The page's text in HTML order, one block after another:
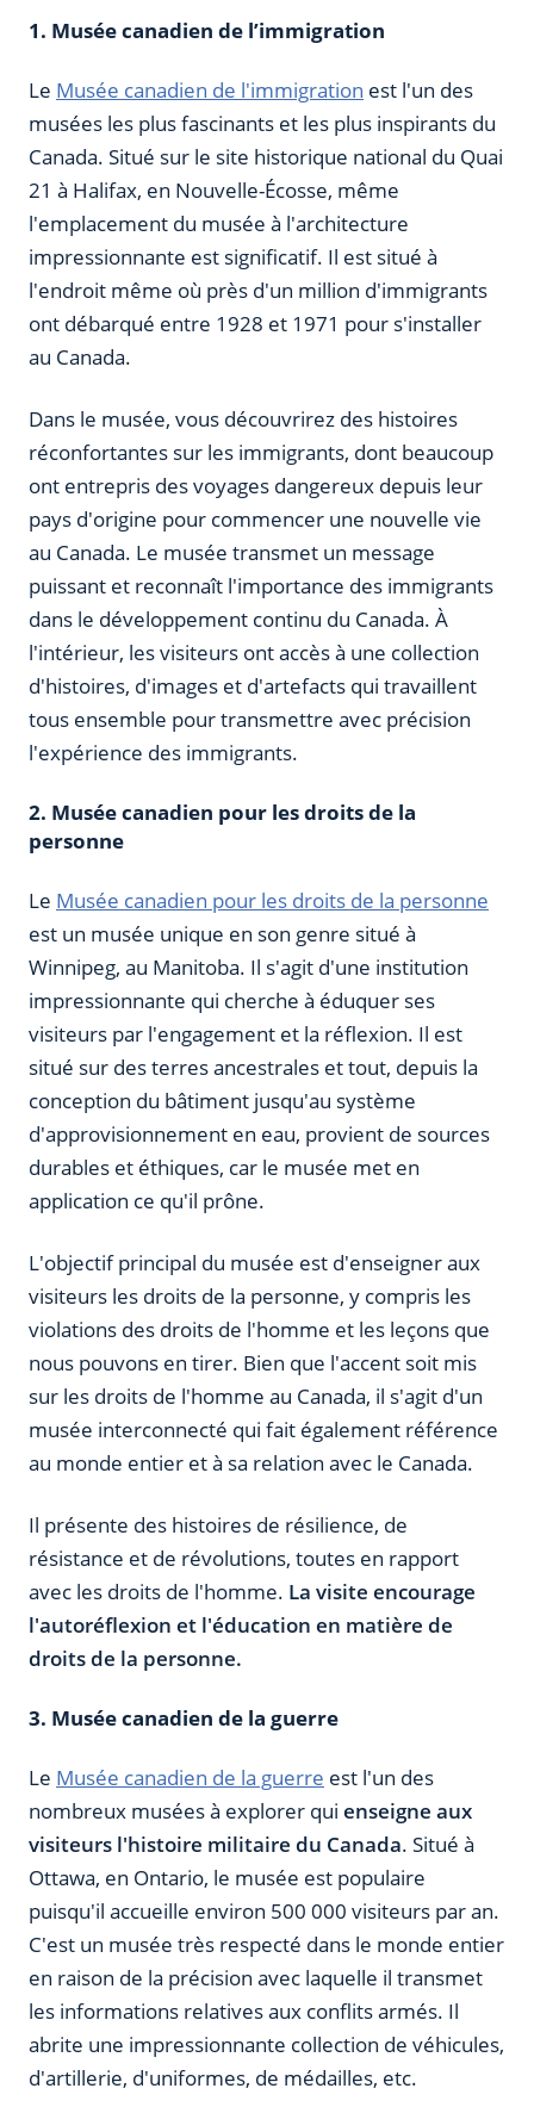
1. Musée canadien de l’immigration
Le Musée canadien de l'immigration est l'un des
musées les plus fascinants et les plus inspirants du
Canada. Situé sur le site historique national du Quai
21 à Halifax, en Nouvelle-Écosse, même
l'emplacement du musée à l'architecture
impressionnante est significatif. Il est situé à
l'endroit même où près d'un million d'immigrants
ont débarqué entre 1928 et 1971 pour s'installer
au Canada.
Dans le musée, vous découvrirez des histoires
réconfortantes sur les immigrants, dont beaucoup
ont entrepris des voyages dangereux depuis leur
pays d'origine pour commencer une nouvelle vie
au Canada. Le musée transmet un message
puissant et reconnaît l'importance des immigrants
dans le développement continu du Canada. À
l'intérieur, les visiteurs ont accès à une collection
d'histoires, d'images et d'artefacts qui travaillent
tous ensemble pour transmettre avec précision
l'expérience des immigrants.
2. Musée canadien pour les droits de la
personne
Le Musée canadien pour les droits de la personne
est un musée unique en son genre situé à
Winnipeg, au Manitoba. Il s'agit d'une institution
impressionnante qui cherche à éduquer ses
visiteurs par l'engagement et la réflexion. Il est
situé sur des terres ancestrales et tout, depuis la
conception du bâtiment jusqu'au système
d'approvisionnement en eau, provient de sources
durables et éthiques, car le musée met en
application ce qu'il prône.
L'objectif principal du musée est d'enseigner aux
visiteurs les droits de la personne, y compris les
violations des droits de l'homme et les leçons que
nous pouvons en tirer. Bien que l'accent soit mis
sur les droits de l'homme au Canada, il s'agit d'un
musée interconnecté qui fait également référence
au monde entier et à sa relation avec le Canada.
Il présente des histoires de résilience, de
résistance et de révolutions, toutes en rapport
avec les droits de l'homme. La visite encourage
l'autoréflexion et l'éducation en matière de
droits de la personne.
3. Musée canadien de la guerre
Le Musée canadien de la guerre est l'un des
nombreux musées à explorer qui enseigne aux
visiteurs l'histoire militaire du Canada. Situé à
Ottawa, en Ontario, le musée est populaire
puisqu'il accueille environ 500 000 visiteurs par an.
C'est un musée très respecté dans le monde entier
en raison de la précision avec laquelle il transmet
les informations relatives aux conflits armés. Il
abrite une impressionnante collection de véhicules,
d'artillerie, d'uniformes, de médailles, etc.